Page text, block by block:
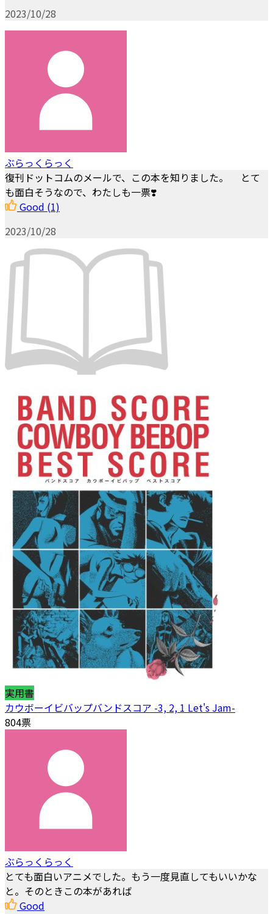
2023/10/28
ぶらっくらっく
復刊ドットコムのメールで、この本を知りました。 とて
も面白そうなので、わたしも一票❣️
Good (1)
2023/10/28
実用書
カウボーイビバップバンドスコア -3, 2, 1 Let's Jam-
804票
ぶらっくらっく
とても面白いアニメでした。もう一度見直してもいいかな
と。そのときこの本があれば
Good